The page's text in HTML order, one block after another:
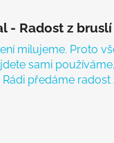
- Radost z bruslí
milujeme. Proto
sami
Rádi předáme radost